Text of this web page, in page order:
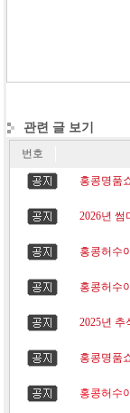
관련 글 보기
번호
홍콩명품
2026년
홍콩허수
홍콩허수
2025년
홍콩명품
홍콩허수